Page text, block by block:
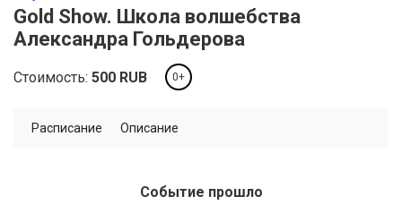
Gold Show. Школа волшебства
Александра Гольдерова
Стоимость: 500 RUB 0+
Расписание Описание
Событие прошло